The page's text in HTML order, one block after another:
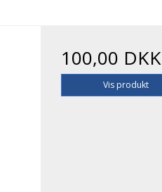
100,00 DKK
Vis produkt